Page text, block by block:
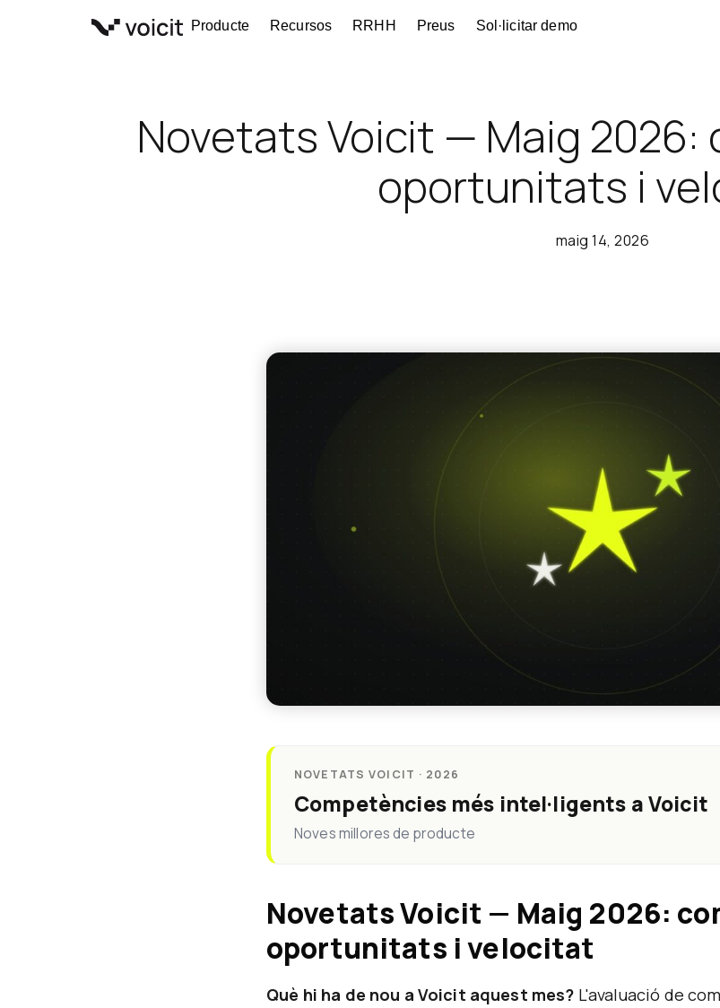
Producte Recursos RRHH Preus Sol·licitar demo
Novetats Voicit — Maig 2026:
oportunitats i
maig 14, 2026
NOVETATS VOICIT · 2026
Competències més intel·ligents a Voicit
Noves millores de producte
Novetats Voicit — Maig 2026:
oportunitats i velocitat
Què hi ha de nou a Voicit aquest mes? L'avaluació de